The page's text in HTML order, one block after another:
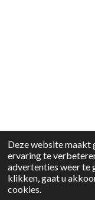
Deze website maakt
ervaring te
advertenties weer te
klikken, gaat u
cookies.
© 2024 - 2026
Powered by